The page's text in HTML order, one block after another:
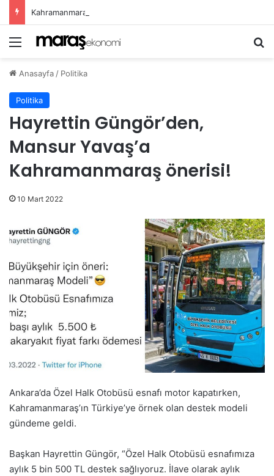
Menü
Anasayfa / Politika
Politika
Hayrettin Güngör’den,
Mansur Yavaş’a
Kahramanmaraş önerisi!
10 Mart 2022
Ankara’da Özel Halk Otobüsü esnafı motor kapatırken,
Kahramanmaraş’ın Türkiye’ye örnek olan destek modeli
gündeme geldi.
Başkan Hayrettin Güngör, “Özel Halk Otobüsü esnafımıza
aylık 5 bin 500 TL destek sağlıyoruz. İlave olarak aylık